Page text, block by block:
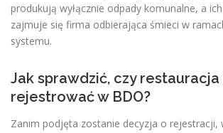
produkują wyłącznie odpady komunalne, a
zajmuje się firma odbierająca śmieci w
systemu.
Jak sprawdzić, czy restauracja
rejestrować w BDO?
Zanim podjęta zostanie decyzja o rejestracji,